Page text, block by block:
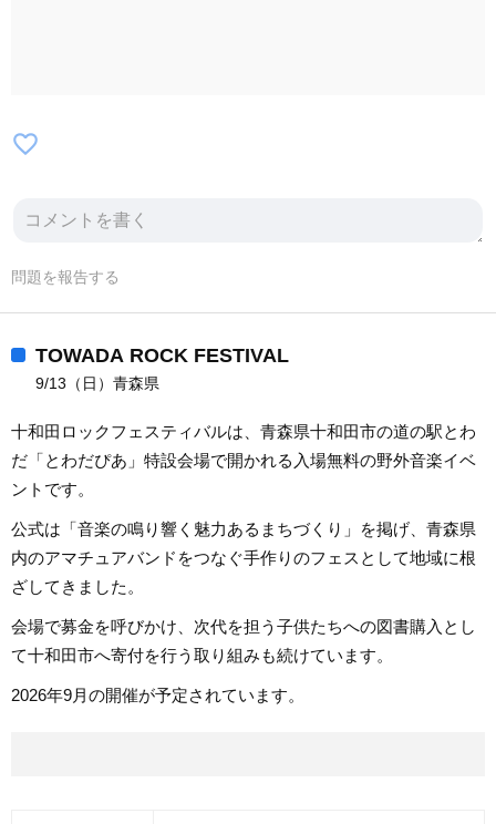
favorite_border
問題を報告する
TOWADA ROCK FESTIVAL
9/13（日）青森県
十和田ロックフェスティバルは、青森県十和田市の道の駅とわ
だ「とわだぴあ」特設会場で開かれる入場無料の野外音楽イベ
ントです。
公式は「音楽の鳴り響く魅力あるまちづくり」を掲げ、青森県
内のアマチュアバンドをつなぐ手作りのフェスとして地域に根
ざしてきました。
会場で募金を呼びかけ、次代を担う子供たちへの図書購入とし
て十和田市へ寄付を行う取り組みも続けています。
2026年9月の開催が予定されています。